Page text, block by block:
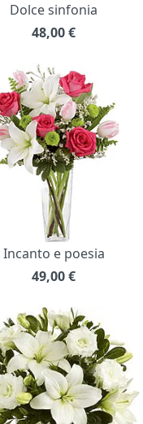
Dolce sinfonia
48,00€
Incanto e poesia
49,00€